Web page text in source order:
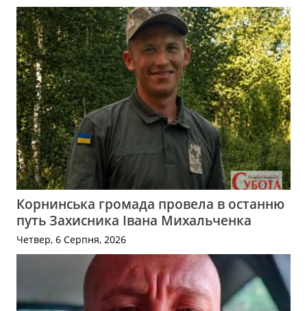
Корнинська громада провела в останню
путь Захисника Івана Михальченка
Четвер, 6 Серпня, 2026